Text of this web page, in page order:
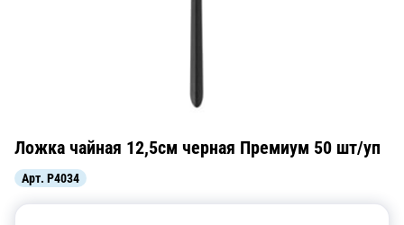
Ложка чайная 12,5см черная Премиум 50 шт/уп
Арт. P4034